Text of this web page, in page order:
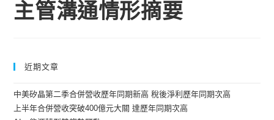
主管溝通情形摘要
近期文章
中美矽晶第二季合併營收歷年同期新高 稅後淨利歷年同期次高
上半年合併營收突破400億元大關 達歷年同期次高